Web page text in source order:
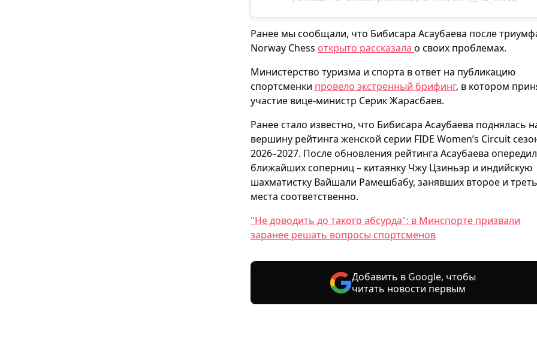
Ранее мы сообщали, что Бибисара Асаубаева после
Norway Chess открыто рассказала о своих проблемах.
Министерство туризма и спорта в ответ на публикацию
спортсменки провело экстренный брифинг, в котором
участие вице-министр Серик Жарасбаев.
Ранее стало известно, что Бибисара Асаубаева поднялась
вершину рейтинга женской серии FIDE Women’s Circuit
2026–2027. После обновления рейтинга Асаубаева
ближайших соперниц – китаянку Чжу Цзиньэр и индийскую
шахматистку Вайшали Рамешбабу, занявших второе и
места соответственно.
"Не доводить до такого абсурда": в Минспорте призвали
заранее решать вопросы спортсменов
Добавить в Google, чтобы
читать новости первым